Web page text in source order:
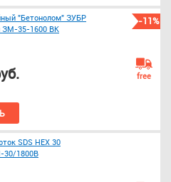
-11%
"Бетонолом" ЗУБР
ЗМ-35-1600 ВК
free
SDS HEX 30
1800В